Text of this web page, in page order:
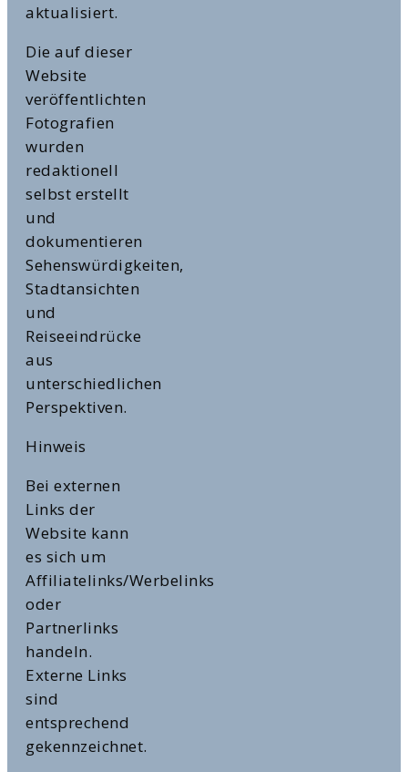
aktualisiert.
Die auf dieser
Website
veröffentlichten
Fotografien
wurden
redaktionell
selbst erstellt
und
dokumentieren
Sehenswürdigkeiten,
Stadtansichten
und
Reiseeindrücke
aus
unterschiedlichen
Perspektiven.
Hinweis
Bei externen
Links der
Website kann
es sich um
Affiliatelinks/Werbelinks
oder
Partnerlinks
handeln.
Externe Links
sind
entsprechend
gekennzeichnet.